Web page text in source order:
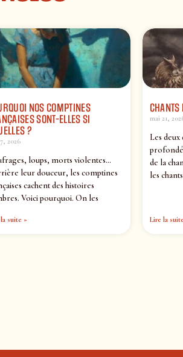
NOS COMPTINES
SONT-ELLES SI
?
2026
loups, morts violentes…
leur douceur, les comptines
cachent des histoires
Voici pourquoi. On les
suite »
CHANTS
mai 21,
Les
de la
les
Lire la